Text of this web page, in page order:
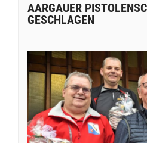
AARGAUER
GESCHLAGEN